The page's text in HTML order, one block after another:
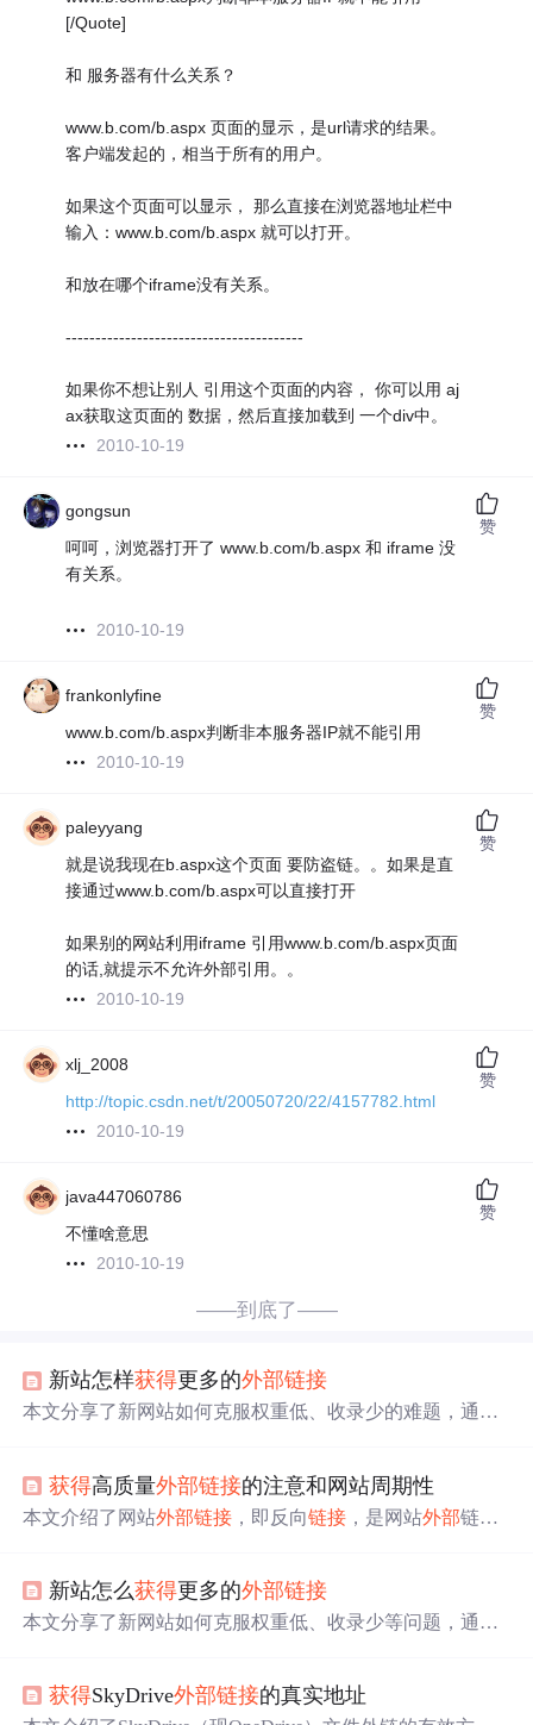
[/Quote]
和 服务器有什么关系？
www.b.com/b.aspx 页面的显示，是url请求的结果。
客户端发起的，相当于所有的用户。
如果这个页面可以显示， 那么直接在浏览器地址栏中
输入：www.b.com/b.aspx 就可以打开。
和放在哪个iframe没有关系。
----------------------------------------
如果你不想让别人 引用这个页面的内容， 你可以用 aj
ax获取这页面的 数据，然后直接加载到 一个div中。
2010-10-19
gongsun
呵呵，浏览器打开了 www.b.com/b.aspx 和 iframe 没
有关系。
2010-10-19
赞
frankonlyfine
www.b.com/b.aspx判断非本服务器IP就不能引用
2010-10-19
赞
paleyyang
就是说我现在b.aspx这个页面 要防盗链。。如果是直
接通过www.b.com/b.aspx可以直接打开
如果别的网站利用iframe 引用www.b.com/b.aspx页面
的话,就提示不允许外部引用。。
2010-10-19
赞
xlj_2008
http://topic.csdn.net/t/20050720/22/4157782.html
2010-10-19
赞
java447060786
不懂啥意思
2010-10-19
赞
——到底了——
新站怎样获得更多的外部链接
本文分享了新网站如何克服权重低、收录少的难题，通过
质量外部链接。
获得高质量外部链接的注意和网站周期性
本文介绍了网站外部链接 ，即反向链接 ，是网站外部链向
构建时要注意自然性和相关性，新站交换友情
要求，网站正轨后要定期检测。
新站怎么获得更多的外部链接
本文分享了新网站如何克服权重低、收录少等问题，通过
获得SkyDrive外部链接的真实地址